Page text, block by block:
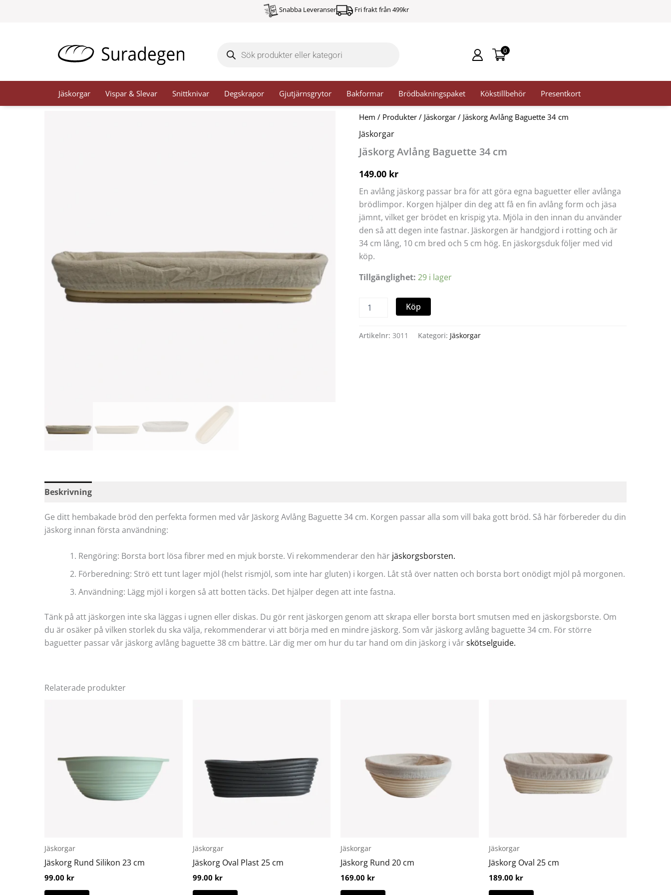
Snabba Leveranser Fri frakt från 499kr
search
0
Jäskorgar Vispar & Slevar Snittknivar Degskrapor Gjutjärnsgrytor Bakformar Brödbakningspaket Kökstillbehör Presentkort
Hem / Produkter/ Jäskorgar/ Jäskorg Avlång Baguette 34 cm
Jäskorgar
Jäskorg Avlång Baguette 34 cm
149.00 kr
En avlång jäskorg passar bra för att göra egna baguetter eller avlånga
brödlimpor. Korgen hjälper din deg att få en fin avlång form och jäsa
jämnt, vilket ger brödet en krispig yta. Mjöla in den innan du använder
den så att degen inte fastnar. Jäskorgen är handgjord i rotting och är
34 cm lång, 10 cm bred och 5 cm hög. En jäskorgsduk följer med vid
köp.
Tillgänglighet: 29 i lager
Jäskorg
Baguette
cm
Köp
Artikelnr: 3011 Kategori: Jäskorgar
Beskrivning
Ge ditt hembakade bröd den perfekta formen med vår Jäskorg Avlång Baguette 34 cm. Korgen passar alla som vill baka gott bröd. Så här förbereder du din
jäskorg innan första användning:
Rengöring: Borsta bort lösa fibrer med en mjuk borste. Vi rekommenderar den här jäskorgsborsten.
Förberedning: Strö ett tunt lager mjöl (helst rismjöl, som inte har gluten) i korgen. Låt stå över natten och borsta bort onödigt mjöl på morgonen.
Användning: Lägg mjöl i korgen så att botten täcks. Det hjälper degen att inte fastna.
Tänk på att jäskorgen inte ska läggas i ugnen eller diskas. Du gör rent jäskorgen genom att skrapa eller borsta bort smutsen med en jäskorgsborste. Om
du är osäker på vilken storlek du ska välja, rekommenderar vi att börja med en mindre jäskorg. Som vår jäskorg avlång baguette 34 cm. För större
baguetter passar vår jäskorg avlång baguette 38 cm bättre. Lär dig mer om hur du tar hand om din jäskorg i vårskötselguide.
Relaterade produkter
Jäskorgar
Jäskorg Rund Silikon 23 cm
99.00 kr
flera
olika
produktsidan
Jäskorgar
Jäskorg Oval Plast 25 cm
99.00 kr
varianter.
De
olika
produktsidan
Jäskorgar
Jäskorg Rund 20 cm
169.00 kr
Jäskorgar
Jäskorg Oval 25 cm
189.00 kr